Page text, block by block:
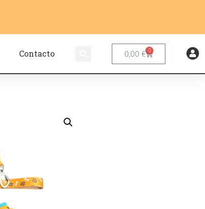
Contacto 0,00 € 0